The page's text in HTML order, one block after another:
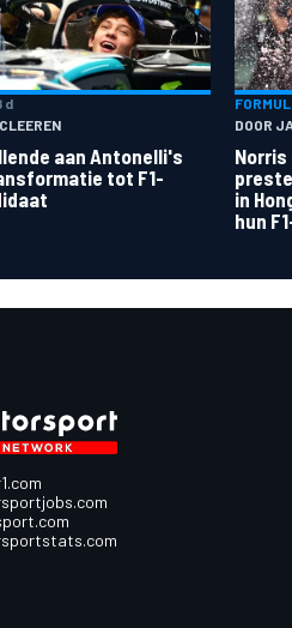
d
aan Antonelli's
tot F1-
DOOR
Norris
in
hun